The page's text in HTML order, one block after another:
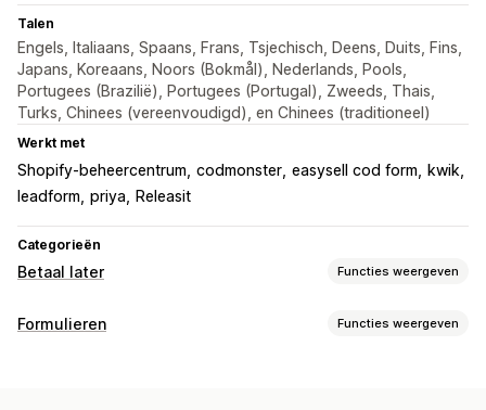
Talen
Engels, Italiaans, Spaans, Frans, Tsjechisch, Deens, Duits, Fins,
Japans, Koreaans, Noors (Bokmål), Nederlands, Pools,
Portugees (Brazilië), Portugees (Portugal), Zweeds, Thais,
Turks, Chinees (vereenvoudigd), en Chinees (traditioneel)
Werkt met
Shopify-beheercentrum codmonster easysell cod form
kwik
leadform priya Releasit
Categorieën
Betaal later Functies weergeven
Beheer van rembours
Formulieren Functies weergeven